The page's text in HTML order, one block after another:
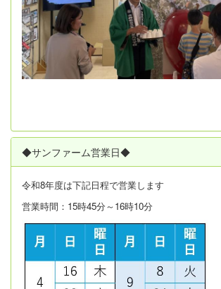
◆サンファーム営業日◆
令和8年度は下記日程で営業します
営業時間：15時45分～16時10分